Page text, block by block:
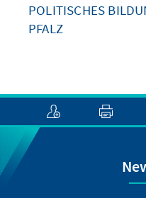
POLITISCHES
PFALZ